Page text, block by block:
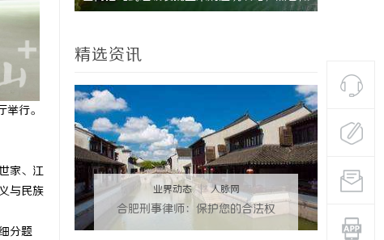
行。
家、江
与民族
分题
精选资讯
业界动态 | 人脉网
合肥刑事律师：保护您的合法权